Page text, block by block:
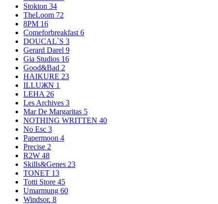
Stokton 34
TheLoom 72
8PM 16
Comeforbreakfast 6
DOUCAL`S 3
Gerard Darel 9
Gia Studios 16
Good&Bad 2
HAIKURE 23
ILLUЖN 1
LEHA 26
Les Archives 3
Mar De Margaritas 5
NOTHING WRITTEN 40
No Esc 3
Papermoon 4
Precise 2
R2W 48
Skills&Genes 23
TONET 13
Totti Store 45
Umarmung 60
Windsor. 8